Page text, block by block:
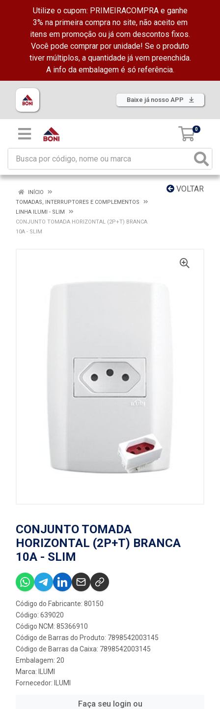
Utilize o cupom: PRIMEIRACOMPRA e ganhe
3% na primeira compra no site, não aceito em
itens em promoção ou já com descontos fixos.
Você pode comprar por unidade! Se o produto
tiver múltiplos, a quantidade já vem preenchida.
A info da embalagem é só referência.
Baixe já nosso APP
0
VOLTAR
INÍCIO
TOMADAS, INTERRUPTORES E COMPLEMENTOS
LINHA ILUMI - SLIM
CONJUNTO TOMADA HORIZONTAL (2P+T) BRANCA
10A - SLIM
CONJUNTO TOMADA
HORIZONTAL (2P+T) BRANCA
10A - SLIM
Código do Fabricante: 80150
Código: 639020
Código NCM: 85366910
Código de Barras do Produto: 7898542003145
Código de Barras da Caixa: 7898542003145
Embalagem: 20
Marca:
ILUMI
Fornecedor:
ILUMI
Faça seu login ou